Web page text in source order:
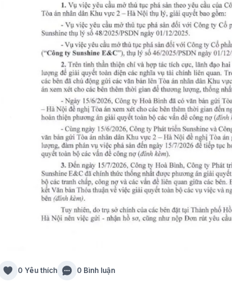
0 Yêu thích 0 Bình luận